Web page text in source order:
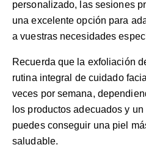
personalizado, las sesiones
una excelente opción para
a vuestras necesidades
Recuerda que la exfoliación
rutina integral de cuidado
veces por semana,
los productos adecuados y
puedes conseguir una piel
saludable.